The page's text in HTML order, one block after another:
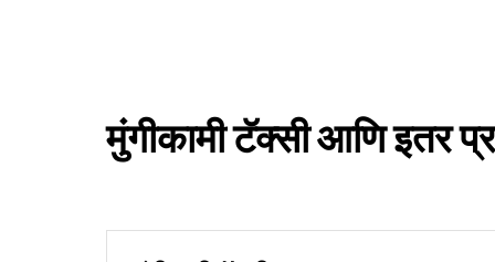
मुंगीकामी टॅक्सी आणि इतर